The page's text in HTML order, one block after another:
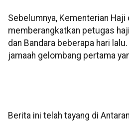
Sebelumnya, Kementerian Haji
memberangkatkan petugas
dan Bandara beberapa hari
jamaah gelombang pertama
Berita ini telah tayang di